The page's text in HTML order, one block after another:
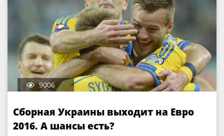
9006
Сборная Украины выходит на Евро
2016. А шансы есть?